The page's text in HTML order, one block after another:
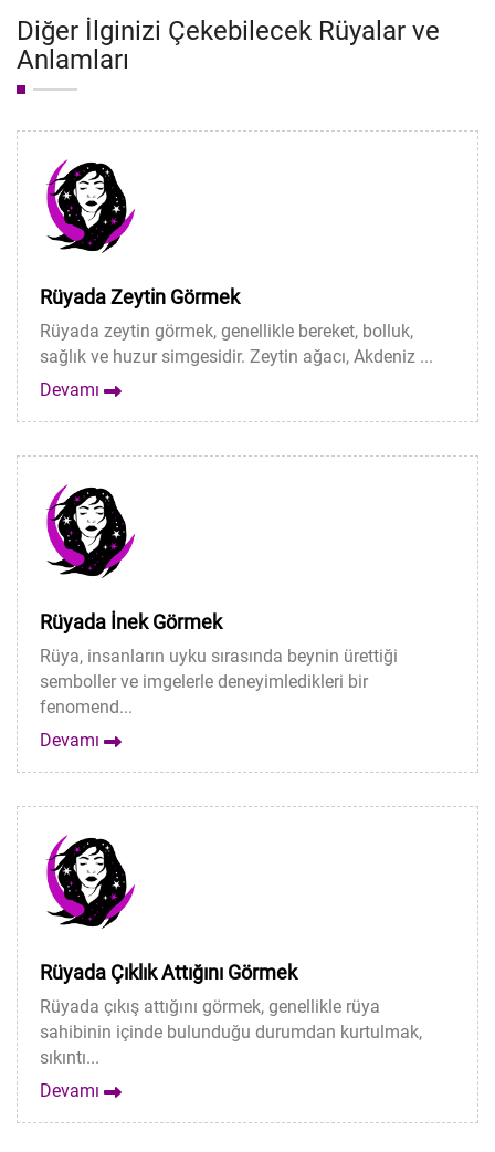
Diğer İlginizi Çekebilecek Rüyalar ve
Anlamları
Rüyada Zeytin Görmek
Rüyada zeytin görmek, genellikle bereket, bolluk,
sağlık ve huzur simgesidir. Zeytin ağacı, Akdeniz ...
Devamı
Rüyada İnek Görmek
Rüya, insanların uyku sırasında beynin ürettiği
semboller ve imgelerle deneyimledikleri bir
fenomend...
Devamı
Rüyada Çıklık Attığını Görmek
Rüyada çıkış attığını görmek, genellikle rüya
sahibinin içinde bulunduğu durumdan kurtulmak,
sıkıntı...
Devamı